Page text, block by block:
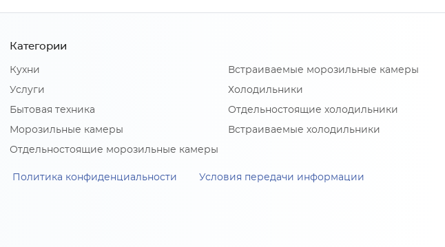
Категории
Кухни
Услуги
Бытовая техника
Морозильные камеры
Отдельностоящие морозильные камеры
Встраиваемые морозильные камеры
Холодильники
Отдельностоящие холодильники
Встраиваемые холодильники
Политика конфиденциальности Условия передачи информации